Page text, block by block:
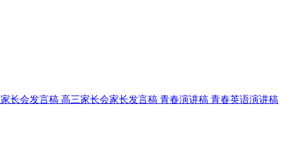
家长会发言稿 高三家长会家长发言稿 青春演讲稿 青春英语演讲稿